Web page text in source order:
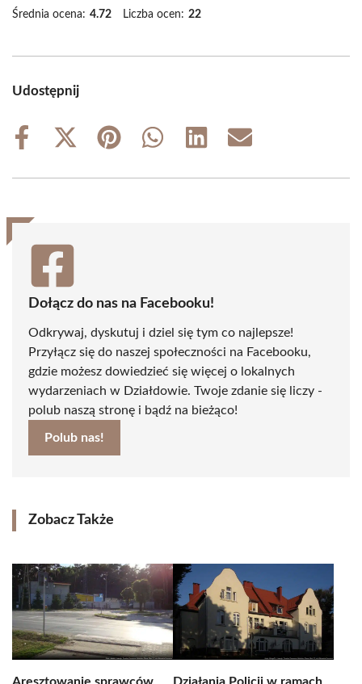
Średnia ocena: 4.72 Liczba ocen: 22
Udostępnij
Share
Share
(Twitter)
Share
Share
Share
Share
Dołącz do nas na Facebooku!
Odkrywaj, dyskutuj i dziel się tym co najlepsze!
Przyłącz się do naszej społeczności na Facebooku,
gdzie możesz dowiedzieć się więcej o lokalnych
wydarzeniach w Działdowie. Twoje zdanie się liczy -
polub naszą stronę i bądź na bieżąco!
Polub nas!
Zobacz Także